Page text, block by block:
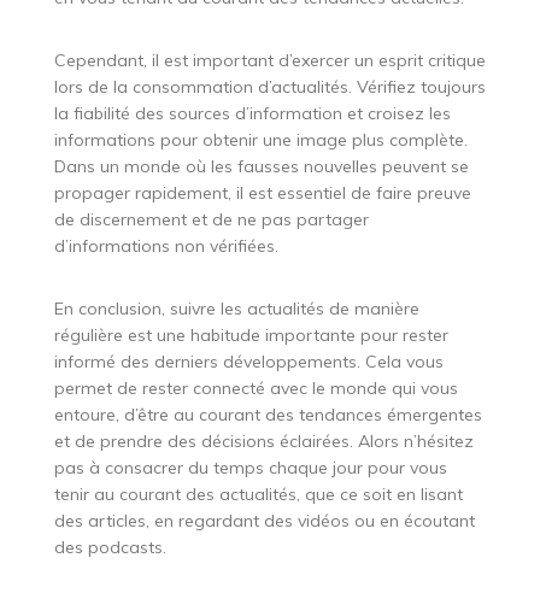
Cependant, il est important d’exercer un esprit critique
lors de la consommation d’actualités. Vérifiez toujours
la fiabilité des sources d’information et croisez les
informations pour obtenir une image plus complète.
Dans un monde où les fausses nouvelles peuvent se
propager rapidement, il est essentiel de faire preuve
de discernement et de ne pas partager
d’informations non vérifiées.
En conclusion, suivre les actualités de manière
régulière est une habitude importante pour rester
informé des derniers développements. Cela vous
permet de rester connecté avec le monde qui vous
entoure, d’être au courant des tendances émergentes
et de prendre des décisions éclairées. Alors n’hésitez
pas à consacrer du temps chaque jour pour vous
tenir au courant des actualités, que ce soit en lisant
des articles, en regardant des vidéos ou en écoutant
des podcasts.